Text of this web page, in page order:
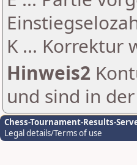
K ... Korrektur
Hinweis2
und sind in
Chess-Tournament-Results-
Legal details/Terms of use